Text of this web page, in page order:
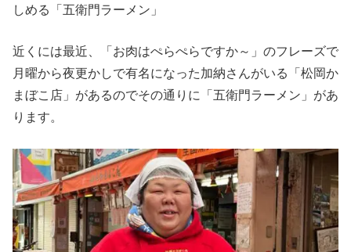
しめる「五衛門ラーメン」
近くには最近、「お肉はぺらぺらですか～」のフレーズで
月曜から夜更かしで有名になった加納さんがいる「松岡か
まぼこ店」があるのでその通りに「五衛門ラーメン」があ
ります。